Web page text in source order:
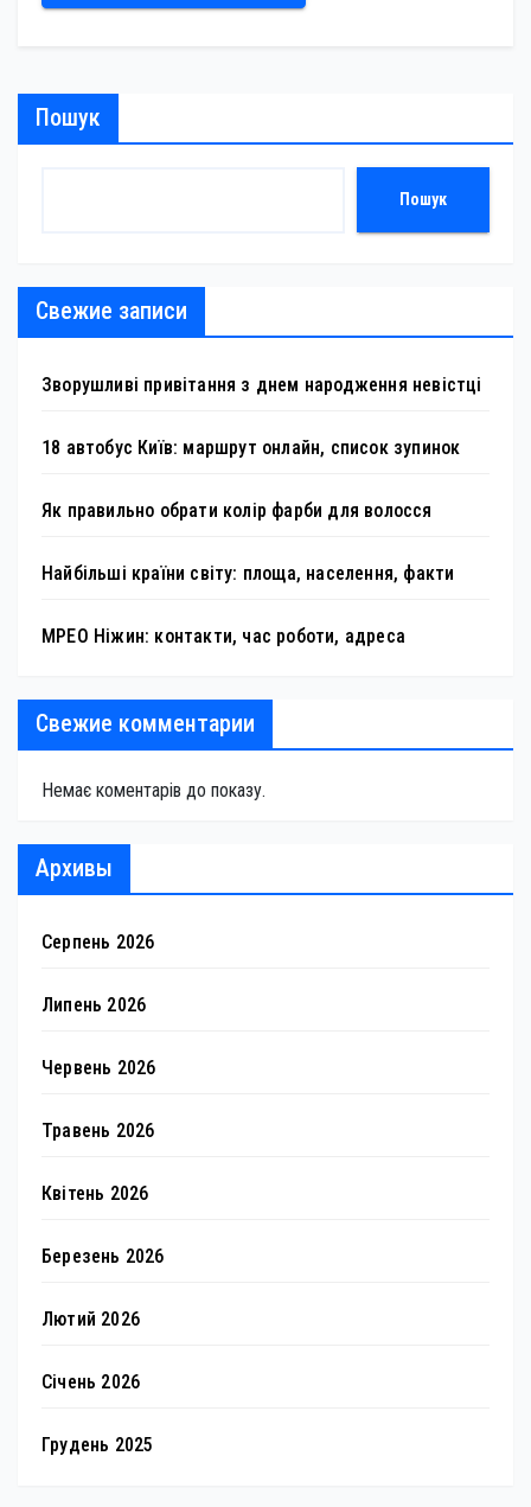
Пошук
Пошук
Свежие записи
Зворушливі привітання з днем народження невістці
18 автобус Київ: маршрут онлайн, список зупинок
Як правильно обрати колір фарби для волосся
Найбільші країни світу: площа, населення, факти
МРЕО Ніжин: контакти, час роботи, адреса
Свежие комментарии
Немає коментарів до показу.
Архивы
Серпень 2026
Липень 2026
Червень 2026
Травень 2026
Квітень 2026
Березень 2026
Лютий 2026
Січень 2026
Грудень 2025